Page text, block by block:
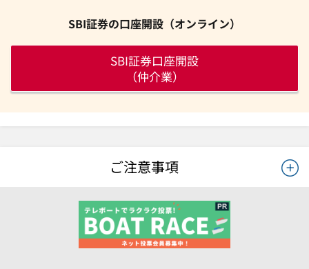
SBI証券の口座開設（オンライン）
SBI証券口座開設
（仲介業）
ご注意事項